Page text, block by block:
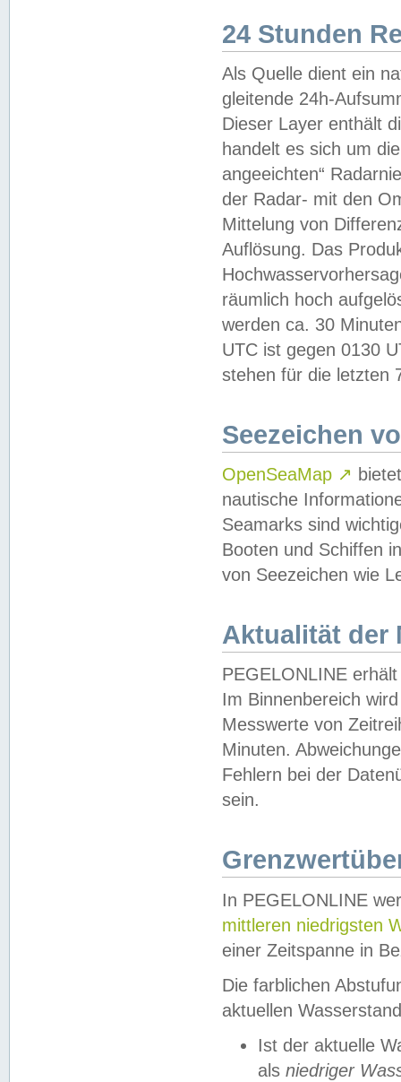
24 Stunden
Als Quelle dient ein
gleitende 24h-
Dieser Layer enthält
handelt es sich um
angeeichten“
der Radar- mit den
Mittelung von
Auflösung. Das
räumlich hoch
werden ca. 30
UTC ist gegen 0130
stehen für die letzten
Seezeichen
OpenSeaMap ↗
nautische
Seamarks sind
Booten und Schiffen
von Seezeichen wie
Aktualität der
PEGELONLINE
Im Binnenbereich
Messwerte von
Minuten.
Fehlern bei der
sein.
In PEGELONLINE
mittleren niedrigsten
einer Zeitspanne in
Die farblichen
aktuellen
Ist der aktuelle
als niedriger